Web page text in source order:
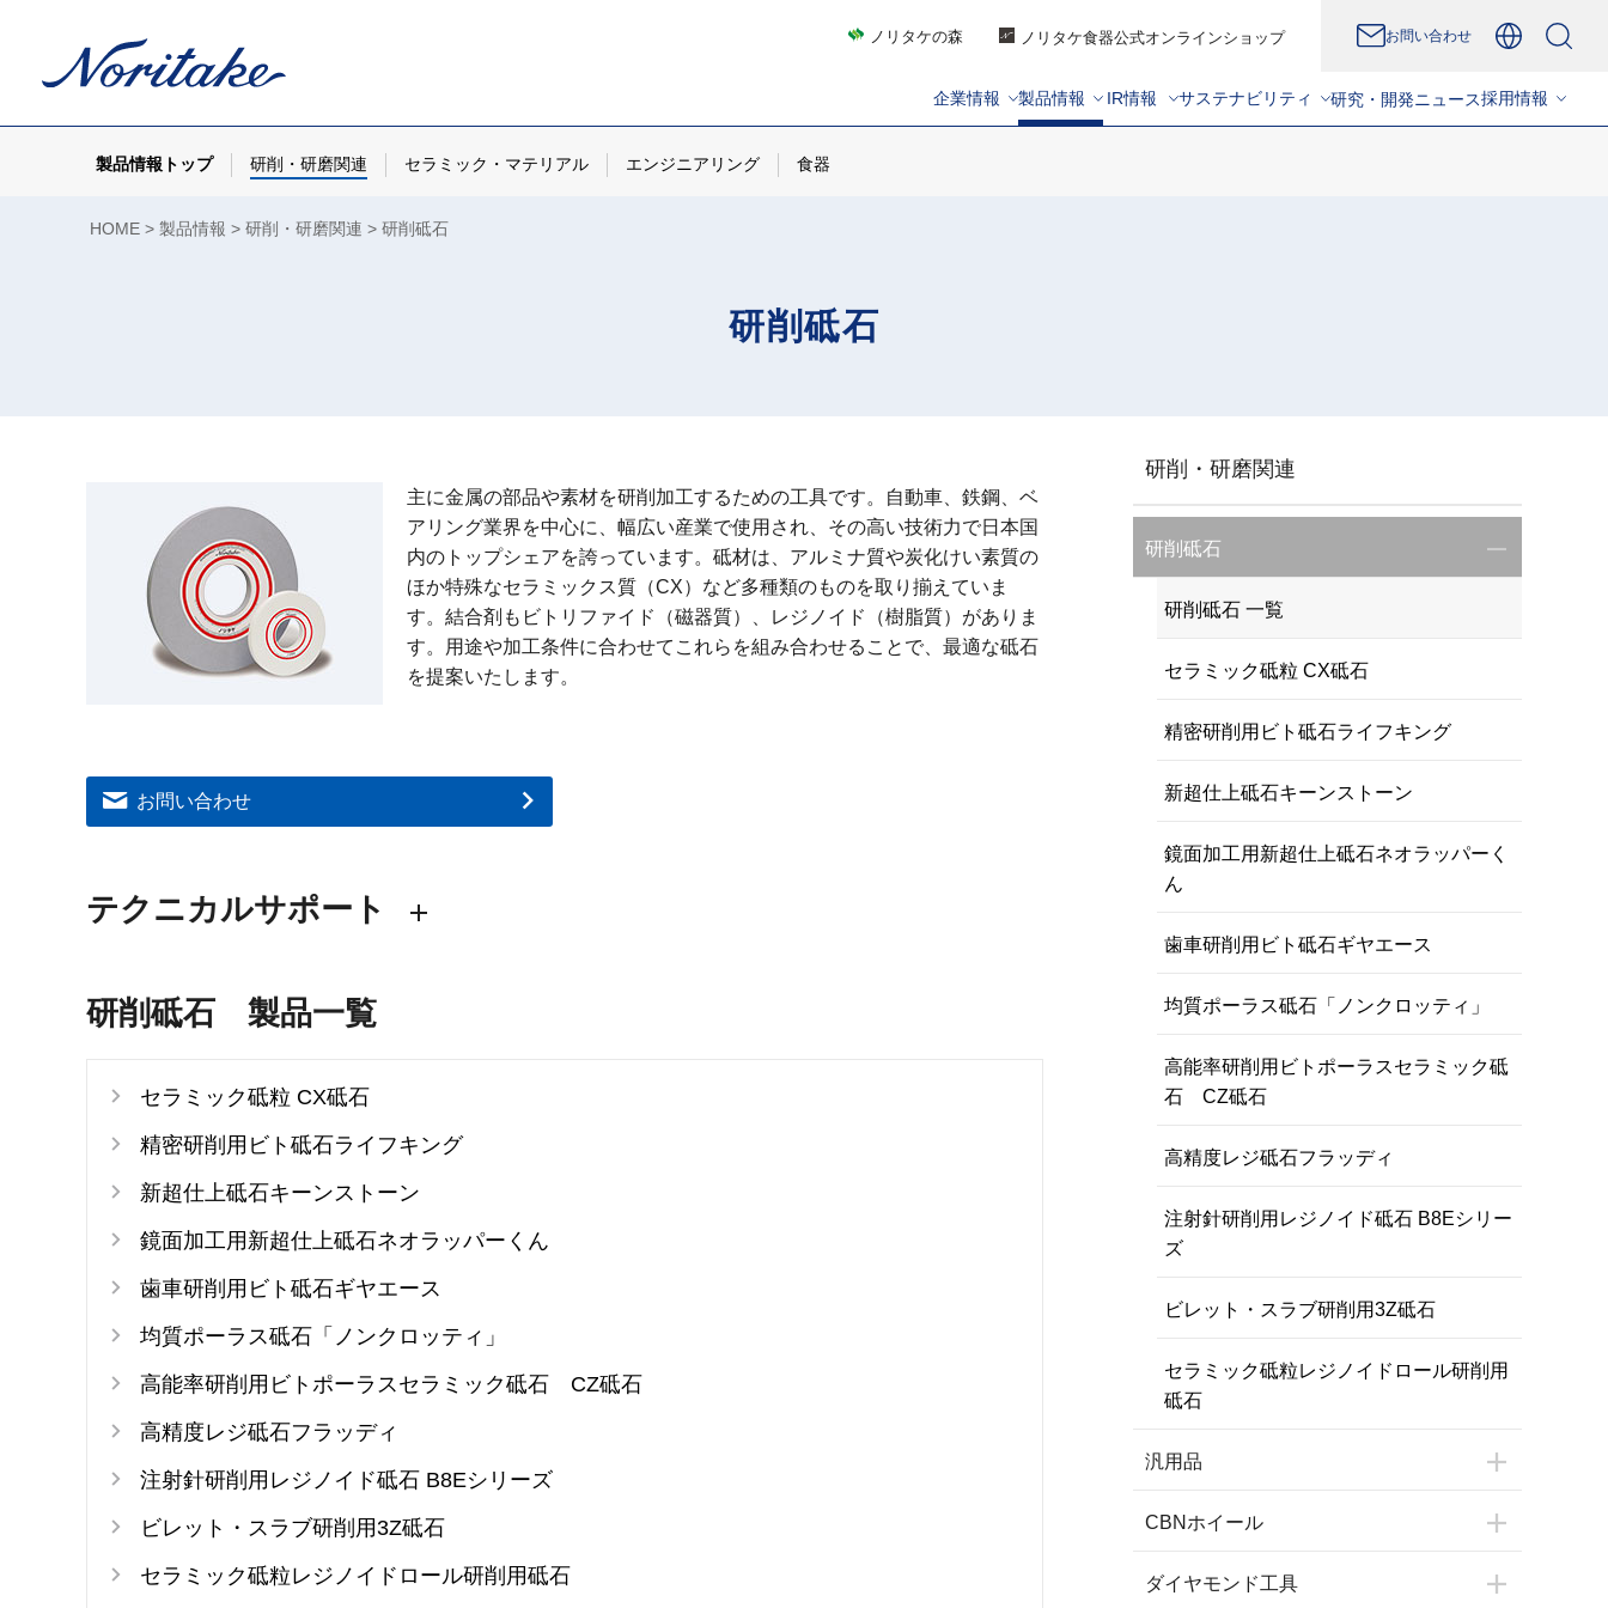
ノリタケの森 ノリタケ食器公式オンラインショップ お問い合わせ
企業情報 製品情報 IR情報 サステナビリティ 研究・開発ニュース採用情報
製品情報トップ 研削・研磨関連 セラミック・マテリアル エンジニアリング 食器
HOME 製品情報 研削・研磨関連 研削砥石
研削砥石
研削・研磨関連
研削砥石
研削砥石 一覧
セラミック砥粒 CX砥石
精密研削用ビト砥石ライフキング
新超仕上砥石キーンストーン
鏡面加工用新超仕上砥石ネオラッパーく
ん
歯車研削用ビト砥石ギヤエース
均質ポーラス砥石「ノンクロッティ」
高能率研削用ビトポーラスセラミック砥
石 CZ砥石
高精度レジ砥石フラッディ
注射針研削用レジノイド砥石 B8Eシリー
ズ
ビレット・スラブ研削用3Z砥石
セラミック砥粒レジノイドロール研削用
砥石
汎用品
CBNホイール
ダイヤモンド工具
主に金属の部品や素材を研削加工するための工具です。自動車、鉄鋼、ベ
アリング業界を中心に、幅広い産業で使用され、その高い技術力で日本国
内のトップシェアを誇っています。砥材は、アルミナ質や炭化けい素質の
ほか特殊なセラミックス質（CX）など多種類のものを取り揃えていま
す。結合剤もビトリファイド（磁器質）、レジノイド（樹脂質）がありま
す。用途や加工条件に合わせてこれらを組み合わせることで、最適な砥石
を提案いたします。
お問い合わせ
テクニカルサポート
研削砥石 製品一覧
セラミック砥粒 CX砥石
精密研削用ビト砥石ライフキング
新超仕上砥石キーンストーン
鏡面加工用新超仕上砥石ネオラッパーくん
歯車研削用ビト砥石ギヤエース
均質ポーラス砥石「ノンクロッティ」
高能率研削用ビトポーラスセラミック砥石 CZ砥石
高精度レジ砥石フラッディ
注射針研削用レジノイド砥石 B8Eシリーズ
ビレット・スラブ研削用3Z砥石
セラミック砥粒レジノイドロール研削用砥石